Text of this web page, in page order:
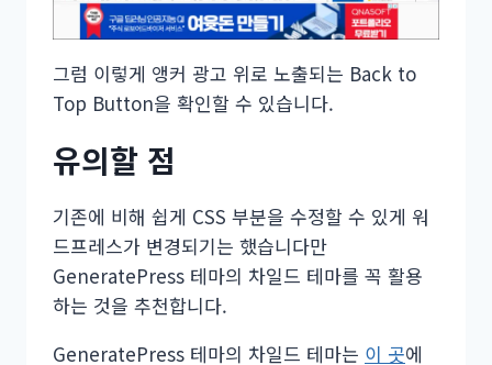
그럼 이렇게 앵커 광고 위로 노출되는 Back to
Top Button을 확인할 수 있습니다.
유의할 점
기존에 비해 쉽게 CSS 부분을 수정할 수 있게 워
드프레스가 변경되기는 했습니다만
GeneratePress 테마의 차일드 테마를 꼭 활용
하는 것을 추천합니다.
GeneratePress 테마의 차일드 테마는 이 곳에